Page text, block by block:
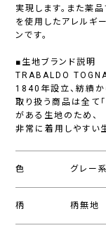
実現します。また薬
を使用したアレルギ
ンです。
■生地ブランド説明
TRABALDO
1840年設立、紡績か
取り扱う商品は全て
がある生地のため、
非常に着用しやすい
色 グレー系
柄 柄無地